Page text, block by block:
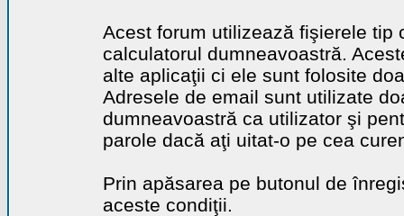
Acest forum utilizează fişierele tip
calculatorul dumneavoastră.
alte aplicaţii ci ele sunt folosite
Adresele de email sunt utilizate
dumneavoastră ca utilizator şi
parole dacă aţi uitat-o pe cea
Prin apăsarea pe butonul de
aceste condiţii.